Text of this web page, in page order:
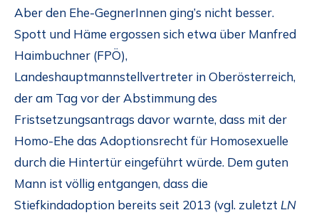
Aber den Ehe-GegnerInnen ging’s nicht besser.
Spott und Häme ergossen sich etwa über Manfred
Haimbuchner (FPÖ),
Landeshauptmannstellvertreter in Oberösterreich,
der am Tag vor der Abstimmung des
Fristsetzungsantrags davor warnte, dass mit der
Homo-Ehe das Adoptionsrecht für Homosexuelle
durch die Hintertür eingeführt würde. Dem guten
Mann ist völlig entgangen, dass die
Stiefkindadoption bereits seit 2013 (vgl. zuletzt LN